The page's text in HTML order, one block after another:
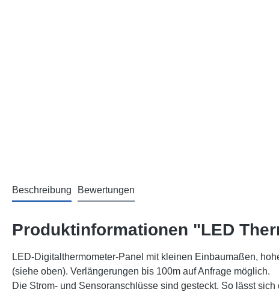
Beschreibung Bewertungen
Produktinformationen "LED
LED-Digitalthermometer-Panel mit kleinen Einbaumaßen,
(siehe oben). Verlängerungen bis 100m auf Anfrage möglich.
Die Strom- und Sensoranschlüsse sind gesteckt. So lässt